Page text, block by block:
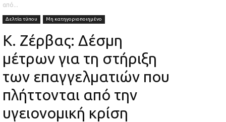
από...
Δελτία τύπου Μη κατηγοριοποιημένο
Κ. Ζέρβας: Δέσμη
μέτρων για τη στήριξη
των επαγγελματιών που
πλήττονται από την
υγειονομική κρίση